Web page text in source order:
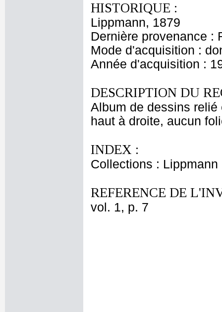
HISTORIQUE :
Lippmann, 1879
Dernière provenance :
Mode d'acquisition :
Année d'acquisition :
DESCRIPTION DU
Album de dessins
haut à droite, aucun
INDEX :
Collections : Lippmann
REFERENCE DE
vol. 1, p. 7